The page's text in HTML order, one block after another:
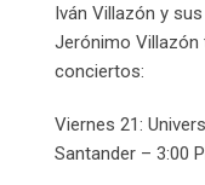
Iván Villazón y
Jerónimo Villazón
conciertos:
Viernes 21:
Santander – 3:00